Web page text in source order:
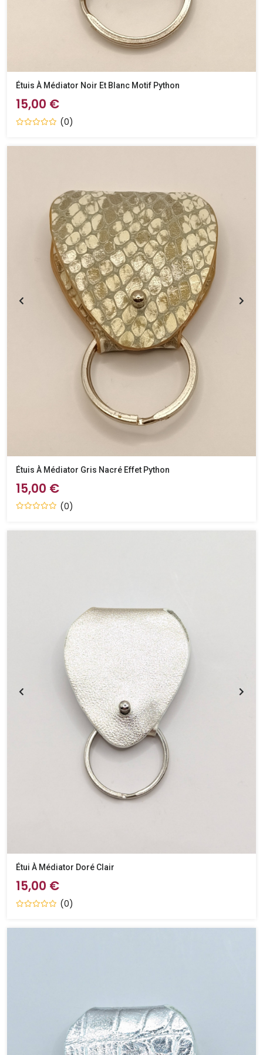
Étuis À Médiator Noir Et Blanc Motif Python
15,00 €
(0)
Étuis À Médiator Gris Nacré Effet Python
15,00 €
(0)
Étui À Médiator Doré Clair
15,00 €
(0)